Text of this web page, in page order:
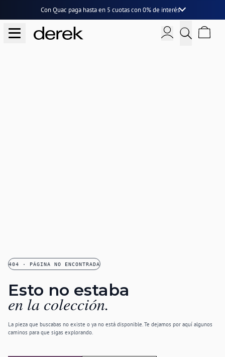
Con Quac paga hasta en 5 cuotascon0% de interés
404 · PÁGINA NO ENCONTRADA
Esto no estaba
en la colección.
La pieza que buscabas no existe o ya no está disponible. Te dejamos por aquí algunos
caminos para que sigas explorando.